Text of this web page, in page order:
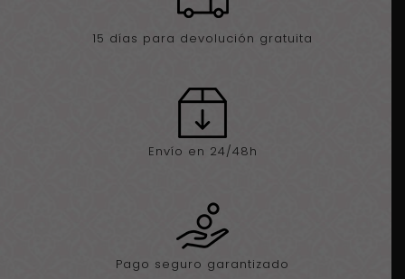
15 días para devolución gratuita
Envío en 24/48h
Pago seguro garantizado